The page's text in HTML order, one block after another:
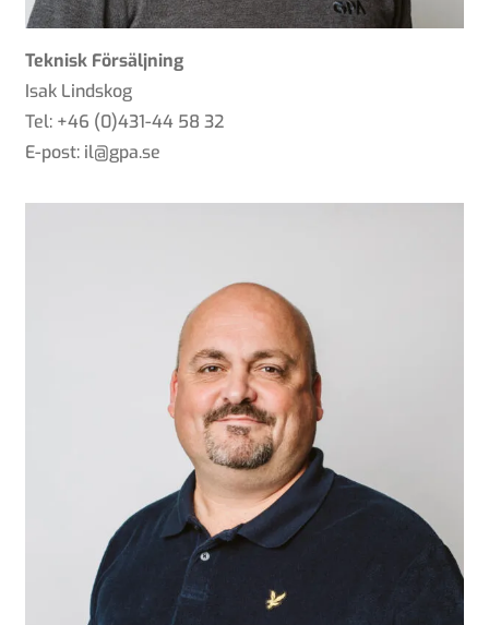
Teknisk Försäljning
Isak Lindskog
Tel: +46 (0)431-44 58 32
E-post: il@gpa.se